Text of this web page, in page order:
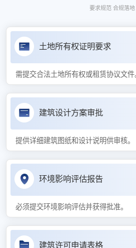
要求规范 合规落地
土地所有权证明要求
需提交合法土地所有权或租赁协议文件
建筑设计方案审批
提供详细建筑图纸和设计说明供审核。
环境影响评估报告
必须提交环境影响评估并获得批准。
建筑许可申请表格